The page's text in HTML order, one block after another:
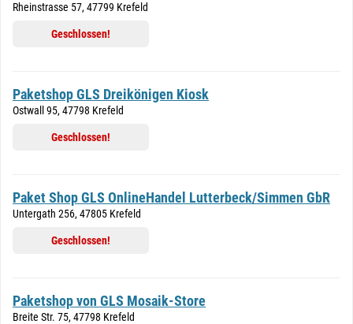
Rheinstrasse 57, 47799 Krefeld
Geschlossen!
Paketshop GLS Dreikönigen Kiosk
Ostwall 95, 47798 Krefeld
Geschlossen!
Paket Shop GLS OnlineHandel Lutterbeck/Simmen GbR
Untergath 256, 47805 Krefeld
Geschlossen!
Paketshop von GLS Mosaik-Store
Breite Str. 75, 47798 Krefeld